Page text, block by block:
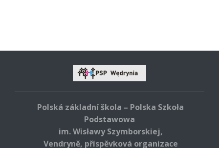
Polská základní škola – Polska Szkoła
Podstawowa
im. Wisławy Szymborskiej,
Vendryně, příspěvková organizace